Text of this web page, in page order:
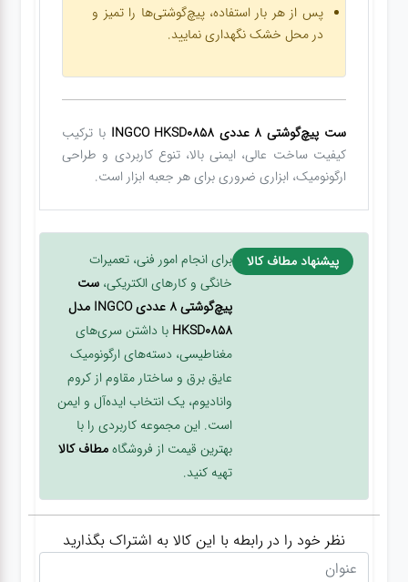
پس از هر بار استفاده، پیچ‌گوشتی‌ها را تمیز و
در محل خشک نگهداری نمایید.
ست پیچ‌گوشتی 8 عددی INGCO HKSD0858
با ترکیب
کیفیت ساخت عالی، ایمنی بالا، تنوع کاربردی و طراحی
ارگونومیک، ابزاری ضروری برای هر جعبه ابزار است.
پیشنهاد مطاف کالا
برای انجام امور فنی، تعمیرات
خانگی و کارهای الکتریکی،ست
پیچ‌گوشتی 8 عددی INGCO مدل
HKSD0858 با داشتن سری‌های
مغناطیسی، دسته‌های ارگونومیک
عایق برق و ساختار مقاوم از کروم
وانادیوم، یک انتخاب ایده‌آل و ایمن
است. این مجموعه کاربردی را با
بهترین قیمت از فروشگاهمطاف کالا
تهیه کنید.
نظر خود را در رابطه با این کالا به اشتراک بگذارید